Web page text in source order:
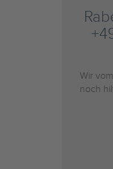
Wir
noch